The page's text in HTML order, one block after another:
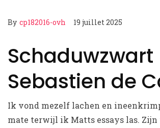
By cp182016-ovh 19 juillet 2025
Schaduwzwart
Sebastien de
Ik vond mezelf lachen en
mate terwijl ik Matts essays las. Zijn